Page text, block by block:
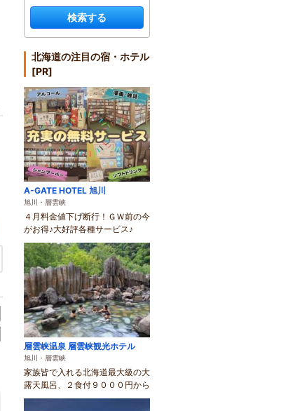
空き状況・料金を見る
検索する
北海道の注目の宿・ホテル
[PR]
A-GATE HOTEL 旭川
旭川・層雲峡
４月料金値下げ断行！ＧＷ前の今
がお得♪大好評各種サービス♪
層雲峡温泉 層雲峡観光ホテル
旭川・層雲峡
家族皆で入れる北海道最大級の大
露天風呂、２食付９０００円から